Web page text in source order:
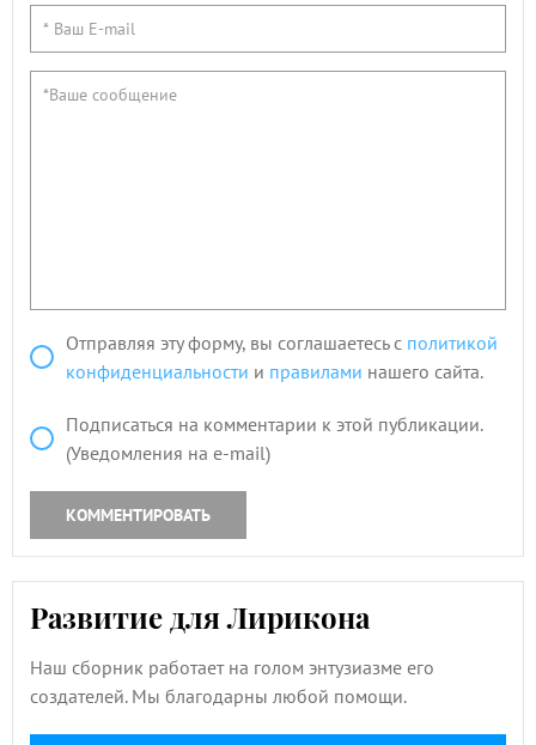
Отправляя эту форму, вы соглашаетесь с политикой
конфиденциальности и правилами нашего сайта.
Подписаться на комментарии к этой публикации.
(Уведомления на e-mail)
КОММЕНТИРОВАТЬ
Развитие для Лирикона
Наш сборник работает на голом энтузиазме его
создателей. Мы благодарны любой помощи.